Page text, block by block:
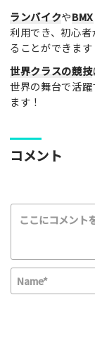
利用したもの
スクーター
最悪
上級者向け
利用者多い
セクション
ランバイクやBMX
利用でき、初心
ることができます
世界クラスの競技
世界の舞台で活躍
ます！
コメント